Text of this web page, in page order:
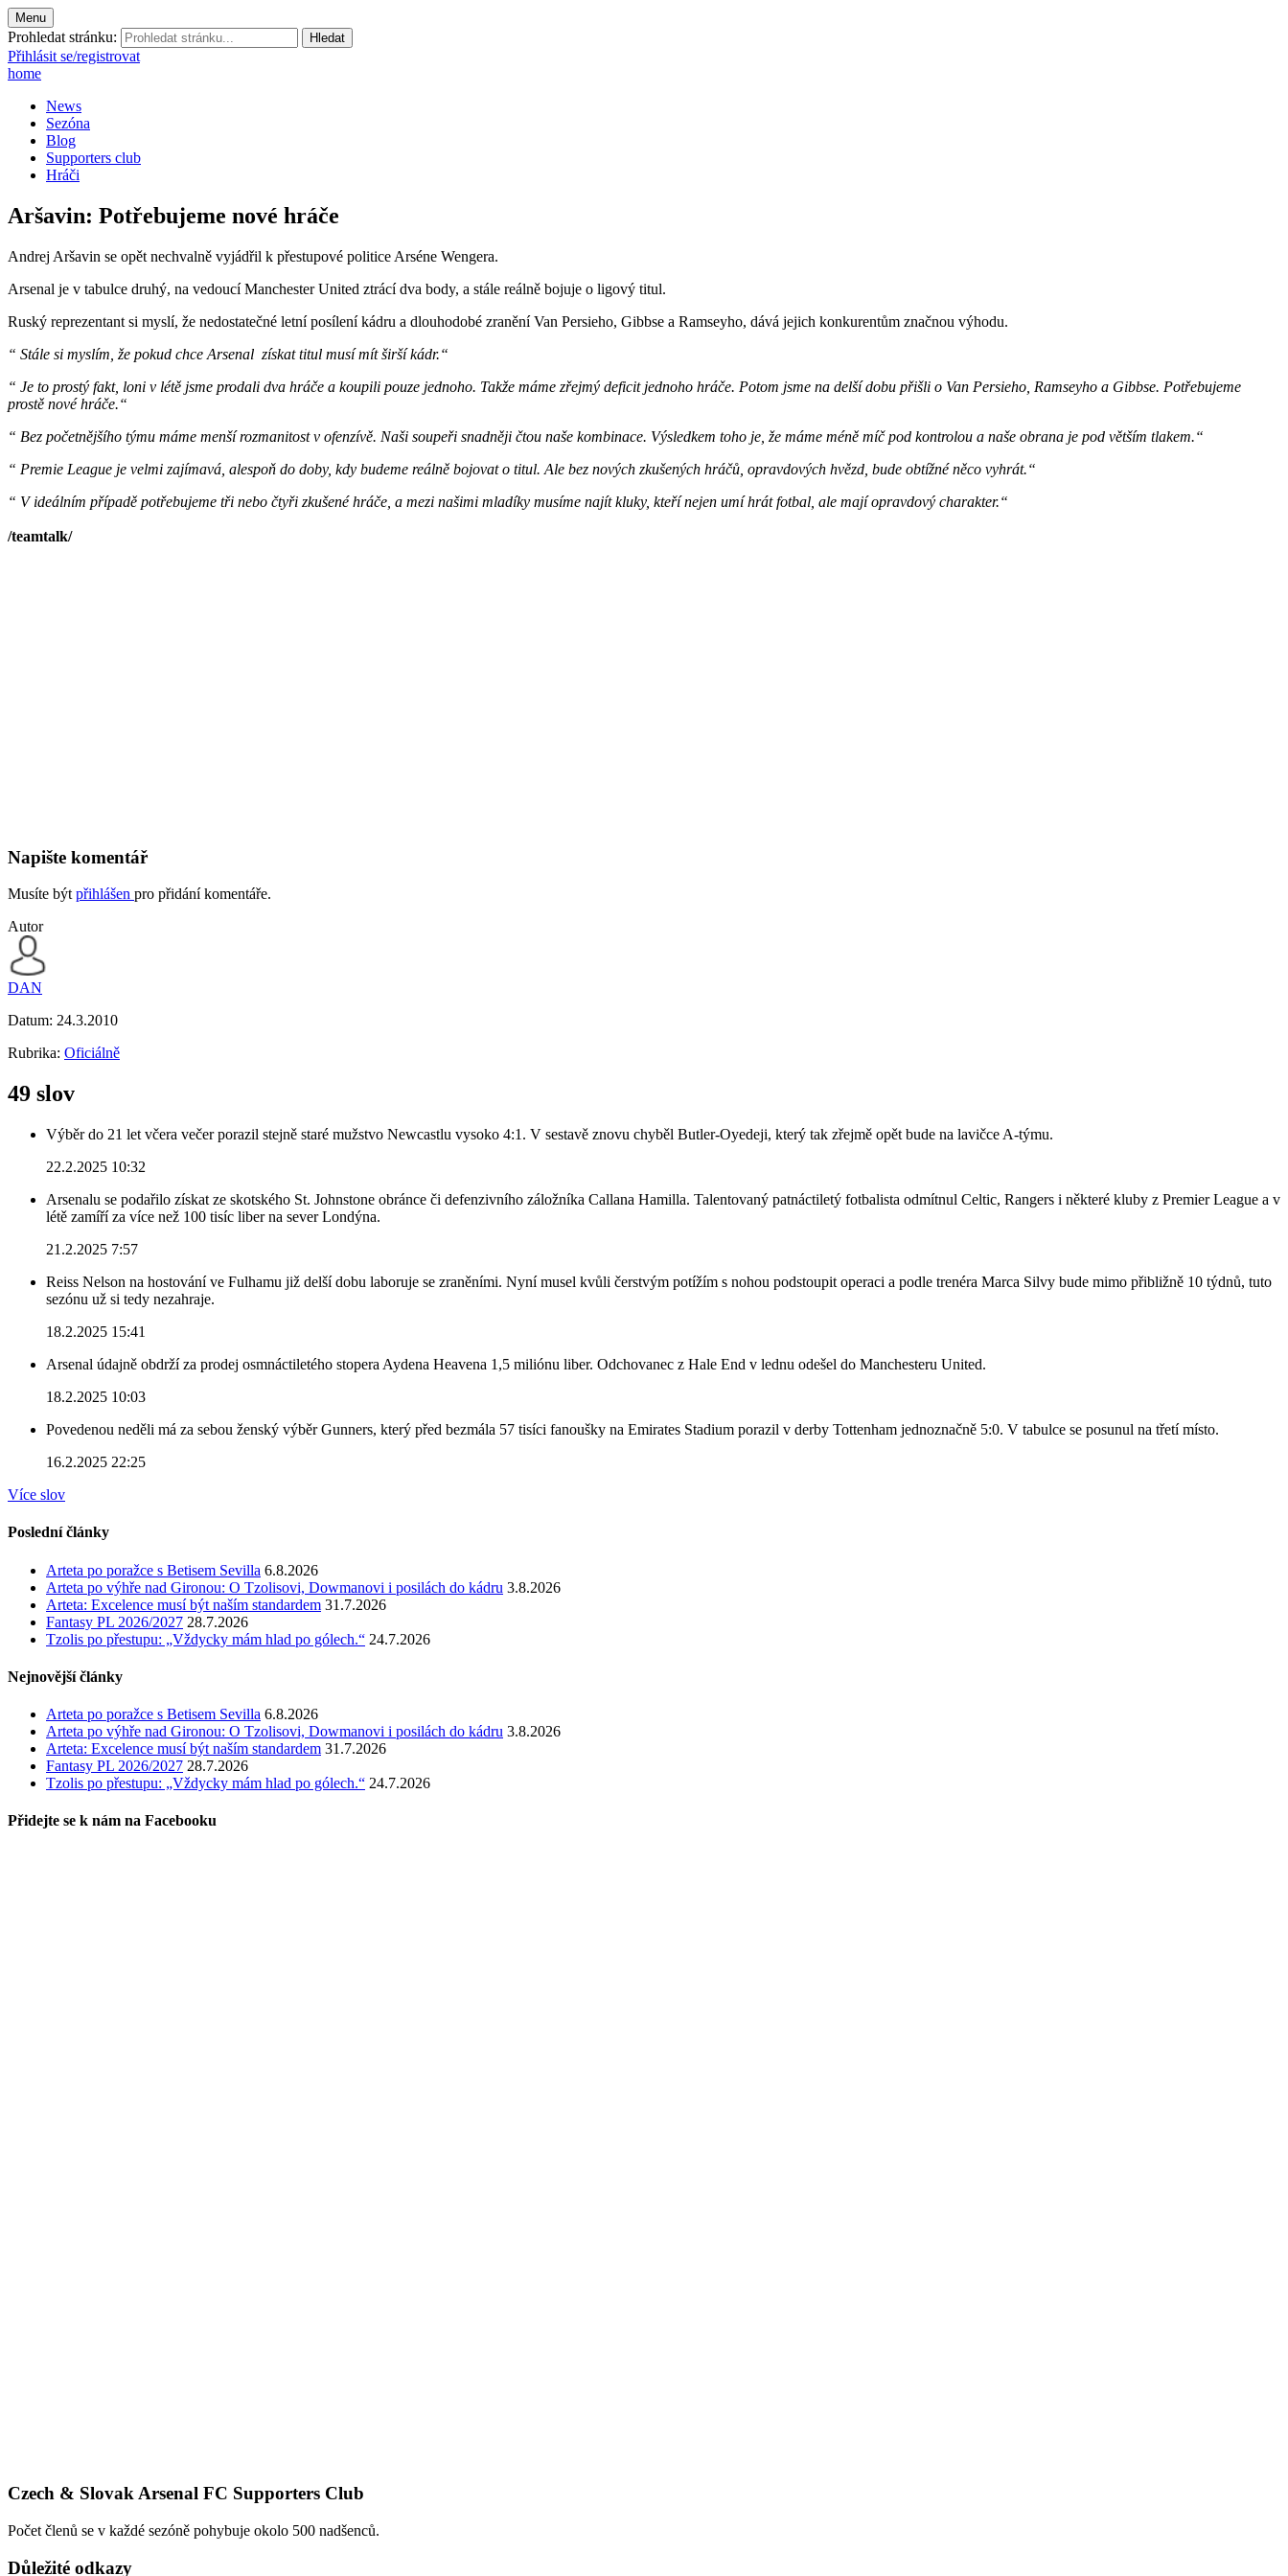
Menu
Prohledat stránku:
Přihlásit se/registrovat
home
News
Sezóna
Blog
Supporters club
Hráči
Aršavin: Potřebujeme nové hráče
Andrej Aršavin se opět nechvalně vyjádřil k přestupové politice Arséne Wengera.
Arsenal je v tabulce druhý, na vedoucí Manchester United ztrácí dva body, a stále reálně bojuje o ligový titul.
Ruský reprezentant si myslí, že nedostatečné letní posílení kádru a dlouhodobé zranění Van Persieho, Gibbse a Ramseyho, dává jejich konkurentům značnou výhodu.
“ Stále si myslím, že pokud chce Arsenal získat titul musí mít širší kádr.“
“ Je to prostý fakt, loni v létě jsme prodali dva hráče a koupili pouze jednoho. Takže máme zřejmý deficit jednoho hráče. Potom jsme na delší dobu přišli o Van Persieho, Ramseyho a Gibbse. Potřebujeme
prostě nové hráče.“
“ Bez početnějšího týmu máme menší rozmanitost v ofenzívě. Naši soupeři snadněji čtou naše kombinace. Výsledkem toho je, že máme méně míč pod kontrolou a naše obrana je pod větším tlakem.“
“ Premie League je velmi zajímavá, alespoň do doby, kdy budeme reálně bojovat o titul. Ale bez nových zkušených hráčů, opravdových hvězd, bude obtížné něco vyhrát.“
“ V ideálním případě potřebujeme tři nebo čtyři zkušené hráče, a mezi našimi mladíky musíme najít kluky, kteří nejen umí hrát fotbal, ale mají opravdový charakter.“
/teamtalk/
Napište komentář
Musíte být přihlášen pro přidání komentáře.
Autor
DAN
Datum: 24.3.2010
Rubrika: Oficiálně
49 slov
Výběr do 21 let včera večer porazil stejně staré mužstvo Newcastlu vysoko 4:1. V sestavě znovu chyběl Butler-Oyedeji, který tak zřejmě opět bude na lavičce A-týmu.
22.2.2025 10:32
Arsenalu se podařilo získat ze skotského St. Johnstone obránce či defenzivního záložníka Callana Hamilla. Talentovaný patnáctiletý fotbalista odmítnul Celtic, Rangers i některé kluby z Premier League a v
létě zamíří za více než 100 tisíc liber na sever Londýna.
21.2.2025 7:57
Reiss Nelson na hostování ve Fulhamu již delší dobu laboruje se zraněními. Nyní musel kvůli čerstvým potížím s nohou podstoupit operaci a podle trenéra Marca Silvy bude mimo přibližně 10 týdnů, tuto
sezónu už si tedy nezahraje.
18.2.2025 15:41
Arsenal údajně obdrží za prodej osmnáctiletého stopera Aydena Heavena 1,5 miliónu liber. Odchovanec z Hale End v lednu odešel do Manchesteru United.
18.2.2025 10:03
Povedenou neděli má za sebou ženský výběr Gunners, který před bezmála 57 tisíci fanoušky na Emirates Stadium porazil v derby Tottenham jednoznačně 5:0. V tabulce se posunul na třetí místo.
16.2.2025 22:25
Více slov
Poslední články
Arteta po poražce s Betisem Sevilla 6.8.2026
Arteta po výhře nad Gironou: O Tzolisovi, Dowmanovi i posilách do kádru 3.8.2026
Arteta: Excelence musí být naším standardem 31.7.2026
Fantasy PL 2026/2027 28.7.2026
Tzolis po přestupu: „Vždycky mám hlad po gólech.“ 24.7.2026
Nejnovější články
Arteta po poražce s Betisem Sevilla 6.8.2026
Arteta po výhře nad Gironou: O Tzolisovi, Dowmanovi i posilách do kádru 3.8.2026
Arteta: Excelence musí být naším standardem 31.7.2026
Fantasy PL 2026/2027 28.7.2026
Tzolis po přestupu: „Vždycky mám hlad po gólech.“ 24.7.2026
Přidejte se k nám na Facebooku
Czech & Slovak Arsenal FC Supporters Club
Počet členů se v každé sezóně pohybuje okolo 500 nadšenců.
Důležité odkazy